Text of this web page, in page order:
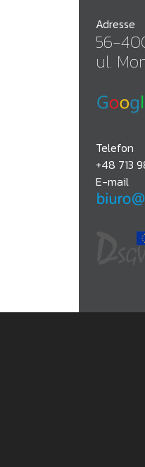
Adresse
56-
ul.
Telefon
+48 713
E-mail